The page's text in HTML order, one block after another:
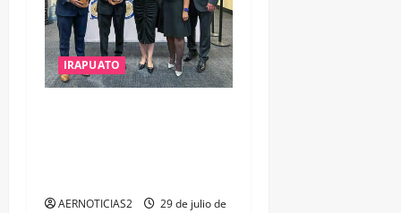
IRAPUATO
AERNOTICIAS2
29 de julio de